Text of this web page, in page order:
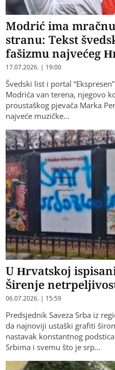
Modrić ima
stranu: Tekst
fašizmu najvećeg
17.07.2026. | 19:00
Švedski list i portal
Modrića van terena, njegovo
proustaškog pjevača Marka
najveće muzičke…
U Hrvatskoj
Širenje
06.07.2026. | 15:59
Predsjednik Saveza Srba iz
da najnoviji ustaški grafiti
nastavak konstantnog
Srbima i svemu što je srp…